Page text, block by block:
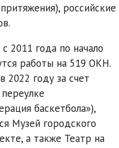
российские
2011 года по начало
работы на 519 ОКН.
2022 году за счет
баскетбола»),
Музей городского
а также Театр на